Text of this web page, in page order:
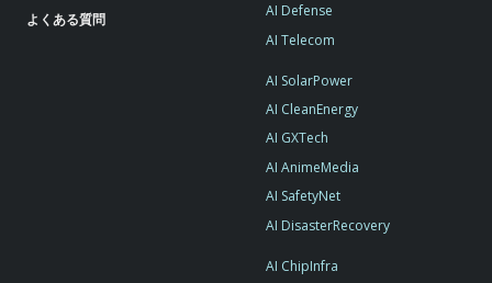
よくある質問
AI Defense
AI Telecom
AI SolarPower
AI CleanEnergy
AI GXTech
AI AnimeMedia
AI SafetyNet
AI DisasterRecovery
AI ChipInfra